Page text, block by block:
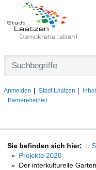
Demokratie leben!
Anmelden Stadt Laatzen
Barrierefreiheit
Sie befinden sich hier:
Projekte 2020
Der interkulturelle